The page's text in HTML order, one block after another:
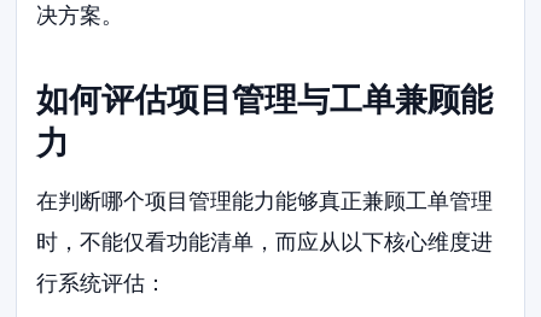
决方案。
如何评估项目管理与工单兼顾能
力
在判断哪个项目管理能力能够真正兼顾工单管理
时，不能仅看功能清单，而应从以下核心维度进
行系统评估：